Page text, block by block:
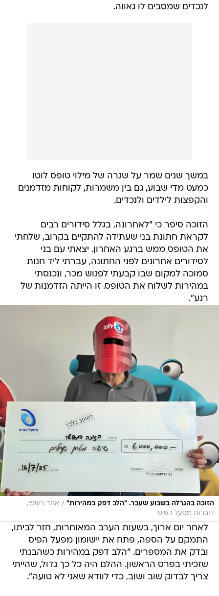
לנכדים שמסבים לו גאווה.
במשך שנים שמר על שגרה של מילוי טופס לוטו
כמעט מדי שבוע, גם בין משמרות, לקוחות מזדמנים
והקפצות לילדים ולנכדים.
הזוכה סיפר כי "לאחרונה, בגלל סידורים רבים
לקראת חתונת בני שעתידה להתקיים בקרוב, שלחתי
את הטופס ממש ברגע האחרון. יצאתי עם בני
לסידורים אחרונים לפני החתונה, עברתי ליד חנות
סמוכה למקום שבו קבעתי לפגוש מכר, ונכנסתי
במהירות לשלוח את הטופס. זו הייתה הזדמנות של
רגע".
הזוכה בהגרלה בשבוע שעבר. "הלב דפק במהירות" / אתר רשמי,
דוברות מפעל הפיס
לאחר יום ארוך, בשעות הערב המאוחרות, חזר לביתו,
התמקם על הספה, פתח את יישומון מפעל הפיס
ובדק את המספרים. "הלב דפק במהירות כשהבנתי
שזכיתי בפרס הראשון. ההלם היה כל כך גדול, שהייתי
צריך לבדוק שוב ושוב, כדי לוודא שאני לא טועה".